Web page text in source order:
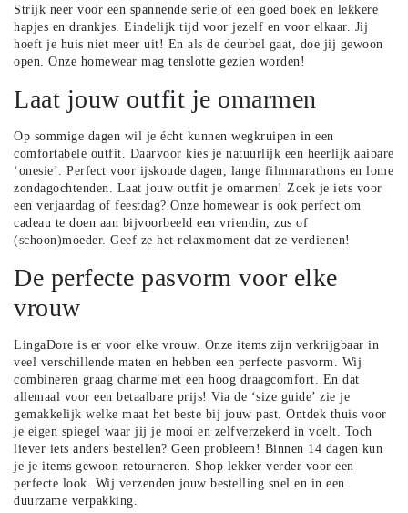
Strijk neer voor een spannende serie of een goed boek en lekkere
hapjes en drankjes. Eindelijk tijd voor jezelf en voor elkaar. Jij
hoeft je huis niet meer uit! En als de deurbel gaat, doe jij gewoon
open. Onze homewear mag tenslotte gezien worden!
Laat jouw outfit je omarmen
Op sommige dagen wil je écht kunnen wegkruipen in een
comfortabele outfit. Daarvoor kies je natuurlijk een heerlijk aaibare
‘onesie’. Perfect voor ijskoude dagen, lange filmmarathons en lome
zondagochtenden. Laat jouw outfit je omarmen! Zoek je iets voor
een verjaardag of feestdag? Onze homewear is ook perfect om
cadeau te doen aan bijvoorbeeld een vriendin, zus of
(schoon)moeder. Geef ze het relaxmoment dat ze verdienen!
De perfecte pasvorm voor elke
vrouw
LingaDore is er voor elke vrouw. Onze items zijn verkrijgbaar in
veel verschillende maten en hebben een perfecte pasvorm. Wij
combineren graag charme met een hoog draagcomfort. En dat
allemaal voor een betaalbare prijs! Via de ‘size guide’ zie je
gemakkelijk welke maat het beste bij jouw past. Ontdek thuis voor
je eigen spiegel waar jij je mooi en zelfverzekerd in voelt. Toch
liever iets anders bestellen? Geen probleem! Binnen 14 dagen kun
je je items gewoon retourneren. Shop lekker verder voor een
perfecte look. Wij verzenden jouw bestelling snel en in een
duurzame verpakking.